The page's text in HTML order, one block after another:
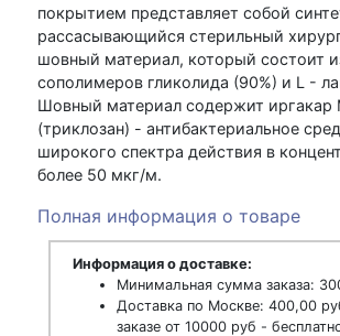
покрытием представляет собой
рассасывающийся стерильный
шовный материал, который состоит
сополимеров гликолида (90%) и L -
Шовный материал содержит
(триклозан) - антибактериальное
широкого спектра действия в
более 50 мкг/м.
Полная информация о товаре
Информация о доставке:
Минимальная сумма заказа:
Доставка по Москве: 400,00
заказе от 10000 руб -